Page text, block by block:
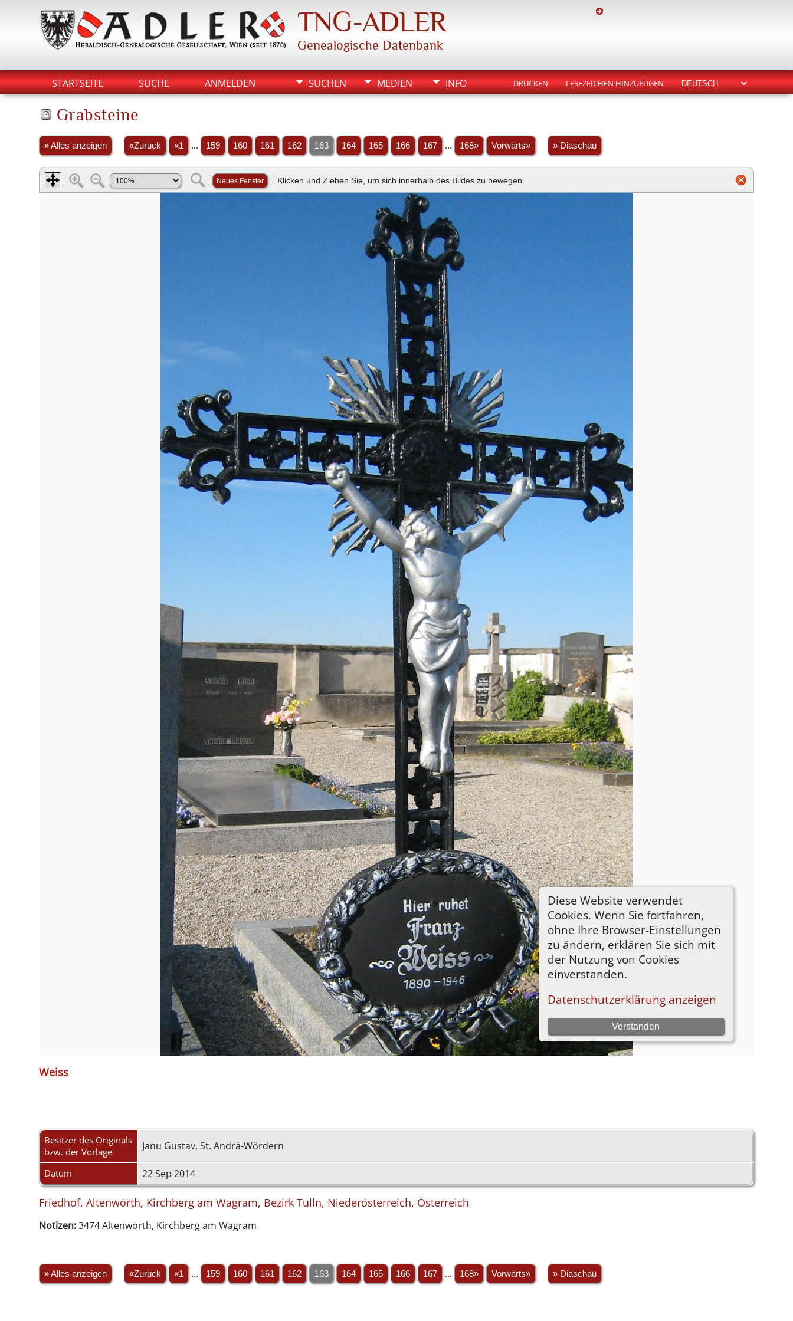
TNG-ADLER
Genealogische Datenbank
STARTSEITE SUCHE ANMELDEN SUCHEN MEDIEN INFO DRUCKEN LESEZEICHEN HINZUFÜGEN
Grabsteine
» Alles anzeigen «Zurück «1 ... 159 160 161 162 163 164 165 166 167 ... 168» Vorwärts» » Diaschau
Weiss
Besitzer des Originals
bzw. der Vorlage
Janu Gustav, St. Andrä-Wördern
Datum 22 Sep 2014
Friedhof, Altenwörth, Kirchberg am Wagram, Bezirk Tulln, Niederösterreich, Österreich
Notizen:3474 Altenwörth, Kirchberg am Wagram
» Alles anzeigen «Zurück «1 ... 159 160 161 162 163 164 165 166 167 ... 168» Vorwärts» » Diaschau